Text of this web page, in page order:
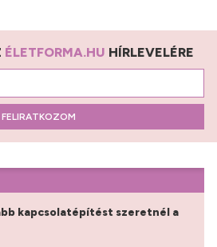
ÉLETFORMA.HU HÍRLEVELÉRE
FELIRATKOZOM
kapcsolatépítést szeretnél a